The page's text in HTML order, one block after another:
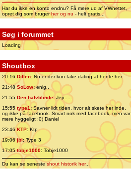
Har du ikke en konto endnu? Få mere ud af VWnettet,
opret dig som brugerher og nu - helt gratis...
Søg i forummet
Loading
Shoutbox
20:16 Dillen: Nu er der kun fake-dating at hente her.
21:48 SoLow:enig..
21:55 Den halvblinde:Jep.....
15:55 type1:Savner lidt tiden, hvor alt skete her inde,
og ikke på facebook. Smart nok med facebook, men var
mere hyggeligt ;0) Daniel
23:46 KTP:Ktp
19:06jbl:Type 3
17:05tobje1000: Tobje1000
Du kan se senesteshout historik her...